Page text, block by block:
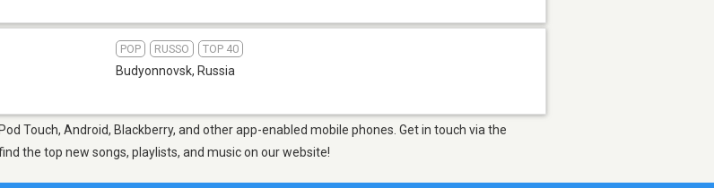
POP RUSSO TOP 40
Budyonnovsk, Russia
Touch, Android, Blackberry, and other app-enabled mobile phones. Get in touch via the
the top new songs, playlists, and music on our website!